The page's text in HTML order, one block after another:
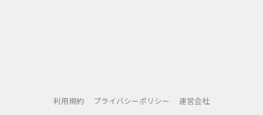
利用規約 プライバシーポリシー 運営会社